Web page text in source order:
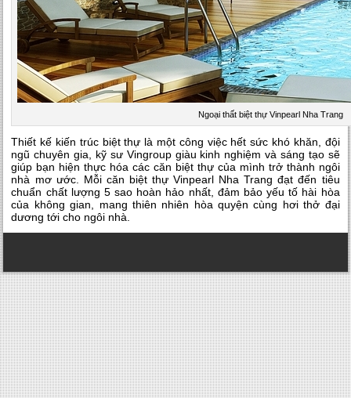
Ngoại thất biệt thự Vinpearl Nha Trang
Thiết kế kiến trúc biệt thự là một công việc hết sức khó khăn, đội
ngũ chuyên gia, kỹ sư Vingroup giàu kinh nghiệm và sáng tạo sẽ
giúp bạn hiện thực hóa các căn biệt thự của mình trở thành ngôi
nhà mơ ước. Mỗi căn biệt thự Vinpearl Nha Trang đạt đến tiêu
chuẩn chất lượng 5 sao hoàn hảo nhất, đảm bảo yếu tố hài hòa
của không gian, mang thiên nhiên hòa quyện cùng hơi thở đại
dương tới cho ngôi nhà.